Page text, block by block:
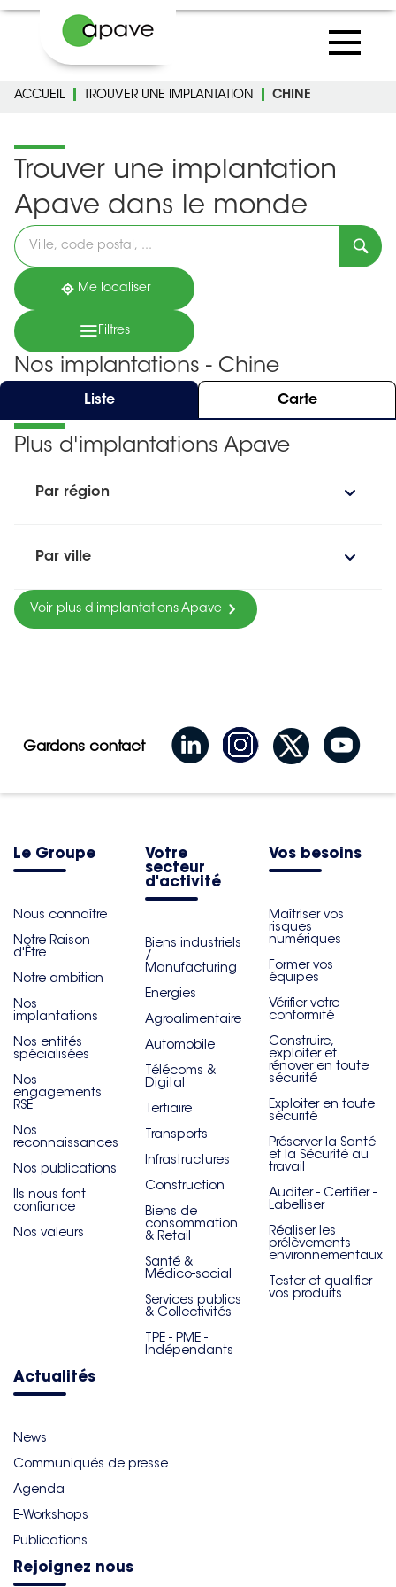
ACCUEIL TROUVER UNE IMPLANTATION CHINE
Trouver une implantation
Apave dans le monde
Veuillez
renseigner
une
adresse
Me localiser
Filtres
Nos implantations - Chine
Liste Carte
Plus d'implantations Apave
Par région
Par ville
Voir plus d'implantations Apave
Gardons contact
Le Groupe
Nous connaître
Notre Raison
d'Être
Notre ambition
Nos
implantations
Nos entités
spécialisées
Nos
engagements
RSE
Nos
reconnaissances
Nos publications
Ils nous font
confiance
Nos valeurs
Votre
secteur
d'activité
Biens industriels
/
Manufacturing
Energies
Agroalimentaire
Automobile
Télécoms &
Digital
Tertiaire
Transports
Infrastructures
Construction
Biens de
consommation
& Retail
Santé &
Médico-social
Services publics
& Collectivités
TPE - PME -
Indépendants
Vos besoins
Maîtriser vos
risques
numériques
Former vos
équipes
Vérifier votre
conformité
Construire,
exploiter et
rénover en toute
sécurité
Exploiter en toute
sécurité
Préserver la Santé
et la Sécurité au
travail
Auditer - Certifier -
Labelliser
Réaliser les
prélèvements
environnementaux
Tester et qualifier
vos produits
Actualités
News
Communiqués de presse
Agenda
E-Workshops
Publications
Rejoignez nous